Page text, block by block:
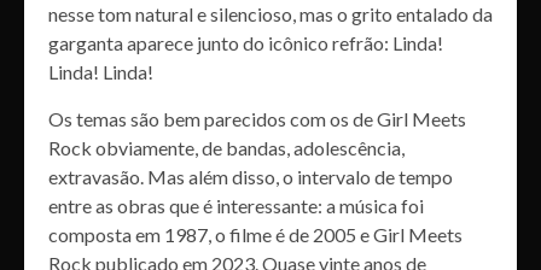
nesse tom natural e silencioso, mas o grito entalado da
garganta aparece junto do icônico refrão: Linda!
Linda! Linda!
Os temas são bem parecidos com os de Girl Meets
Rock obviamente, de bandas, adolescência,
extravasão. Mas além disso, o intervalo de tempo
entre as obras que é interessante: a música foi
composta em 1987, o filme é de 2005 e Girl Meets
Rock publicado em 2023. Quase vinte anos de